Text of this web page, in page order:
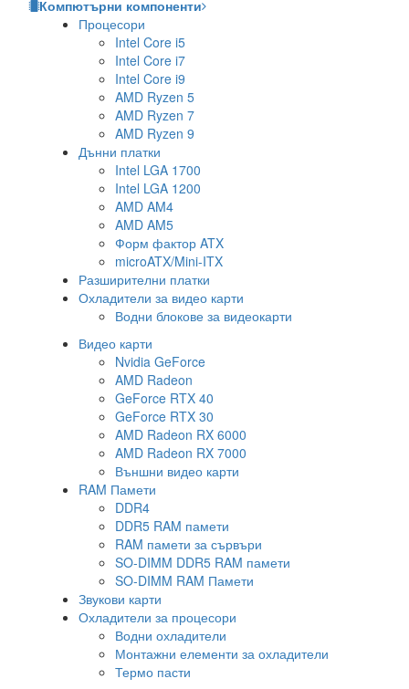
Компютърни компоненти
Процесори
Intel Core i5
Intel Core i7
Intel Core i9
AMD Ryzen 5
AMD Ryzen 7
AMD Ryzen 9
Дънни платки
Intel LGA 1700
Intel LGA 1200
AMD AM4
AMD AM5
Форм фактор ATX
microATX/Mini-ITX
Разширителни платки
Охладители за видео карти
Водни блокове за видеокарти
Видео карти
Nvidia GeForce
AMD Radeon
GeForce RTX 40
GeForce RTX 30
AMD Radeon RX 6000
AMD Radeon RX 7000
Външни видео карти
RAM Памети
DDR4
DDR5 RAM памети
RAM памети за сървъри
SO-DIMM DDR5 RAM памети
SO-DIMM RAM Памети
Звукови карти
Охладители за процесори
Водни охладители
Монтажни елементи за охладители
Термо пасти